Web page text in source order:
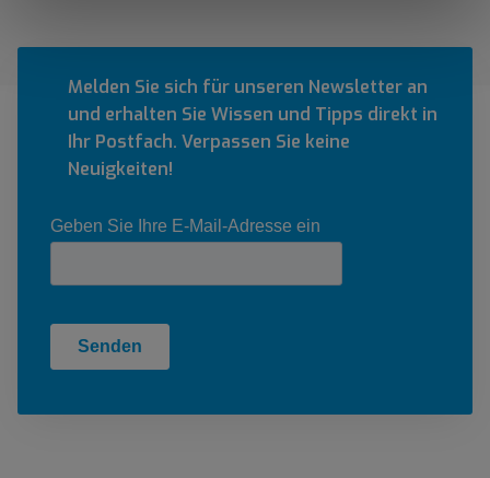
Melden Sie sich für unseren Newsletter an
und erhalten Sie Wissen und Tipps direkt in
Ihr Postfach. Verpassen Sie keine
Neuigkeiten!